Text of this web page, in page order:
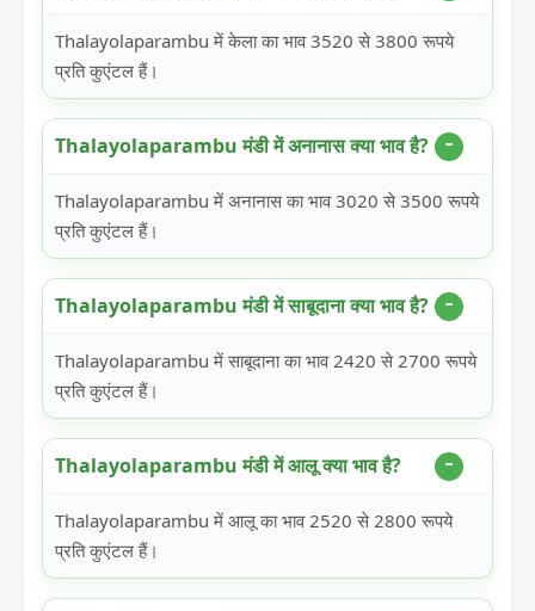
Thalayolaparambu में केला का भाव 3520 से 3800 रूपये
प्रति कुएंटल हैं।
Thalayolaparambu मंडी में अनानास क्या भाव है?
Thalayolaparambu में अनानास का भाव 3020 से 3500 रूपये
प्रति कुएंटल हैं।
Thalayolaparambu मंडी में साबूदाना क्या भाव है?
Thalayolaparambu में साबूदाना का भाव 2420 से 2700 रूपये
प्रति कुएंटल हैं।
Thalayolaparambu मंडी में आलू क्या भाव है?
Thalayolaparambu में आलू का भाव 2520 से 2800 रूपये
प्रति कुएंटल हैं।